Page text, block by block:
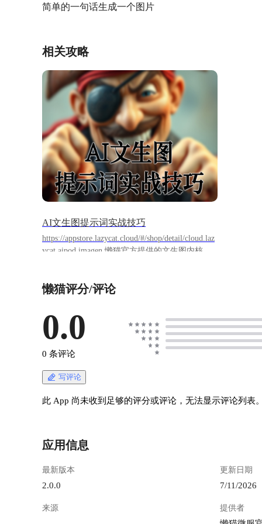
简单的一句话生成一个图片
相关攻略
AI文生图提示词实战技巧
https://appstore.lazycat.cloud/#/shop/detail/cloud.laz
ycat.aipod.imagen 懒猫官方提供的文生图内核是
黑森林实验室（Black Forest Labs）开发的文字转
然语言的理解能力比传统 SD 系列好，可以接受
更接近完整句子的描述。 * 偏好简洁、明确的提
示：冗余和重复的词汇可能会导致输出偏弱，不
相比传统 tag 堆叠，Flux 更适合以场景描述、摄
影术语、画风修饰结合来组织。 # 基本架构 ## 1.
主体层 明确主要人物、物体、场景的身份和状
例如： > a young female samurai standing in a
red sofa ## 2. 细节层 更进一步给你的主体添加造
型、特征、动作、神态等修饰信息，或者对环境
kimono with dragon embroidery > soft fur, peaceful
懒猫评分/评论
0.0
0 条评论
写评论
此 App 尚未收到足够的评分或评论，无法显示评论列表
应用信息
最新版本
2.0.0
更新日期
7/11/2026
来源 提供者